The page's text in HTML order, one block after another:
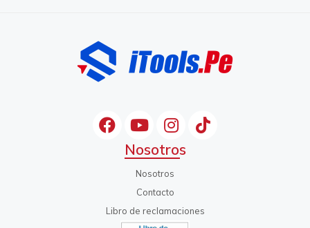
Nosotros
Nosotros
Contacto
Libro de reclamaciones